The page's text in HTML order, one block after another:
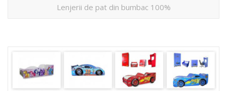
Lenjerii de pat din bumbac 100%